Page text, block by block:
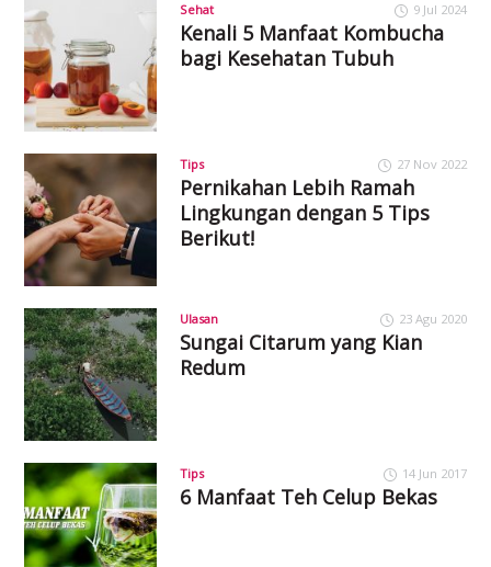
Sehat 9 Jul 2024
Kenali 5 Manfaat Kombucha
bagi Kesehatan Tubuh
Tips 27 Nov 2022
Pernikahan Lebih Ramah
Lingkungan dengan 5 Tips
Berikut!
Ulasan 23 Agu 2020
Sungai Citarum yang Kian
Redum
Tips 14 Jun 2017
6 Manfaat Teh Celup Bekas